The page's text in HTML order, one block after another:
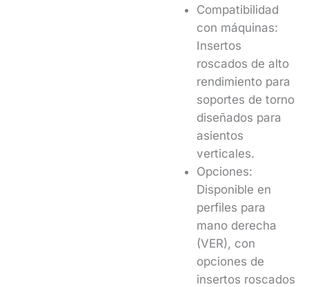
Compatibilidad
con máquinas:
Insertos
roscados de alto
rendimiento para
soportes de torno
diseñados para
asientos
verticales.
Opciones:
Disponible en
perfiles para
mano derecha
(VER), con
opciones de
insertos roscados